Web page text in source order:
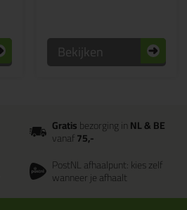
Bekijken
Gratisbezorging inNL & BE
vanaf75,-
PostNL afhaalpunt: kies zelf
wanneer je afhaalt